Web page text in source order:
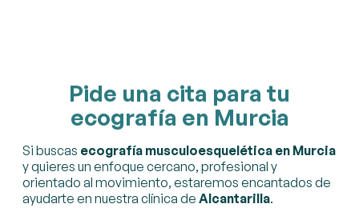
Pide una cita para tu
ecografía en Murcia
Si buscas ecografía musculoesquelética en Murcia
y quieres un enfoque cercano, profesional y
orientado al movimiento, estaremos encantados de
ayudarte en nuestra clínica de Alcantarilla.